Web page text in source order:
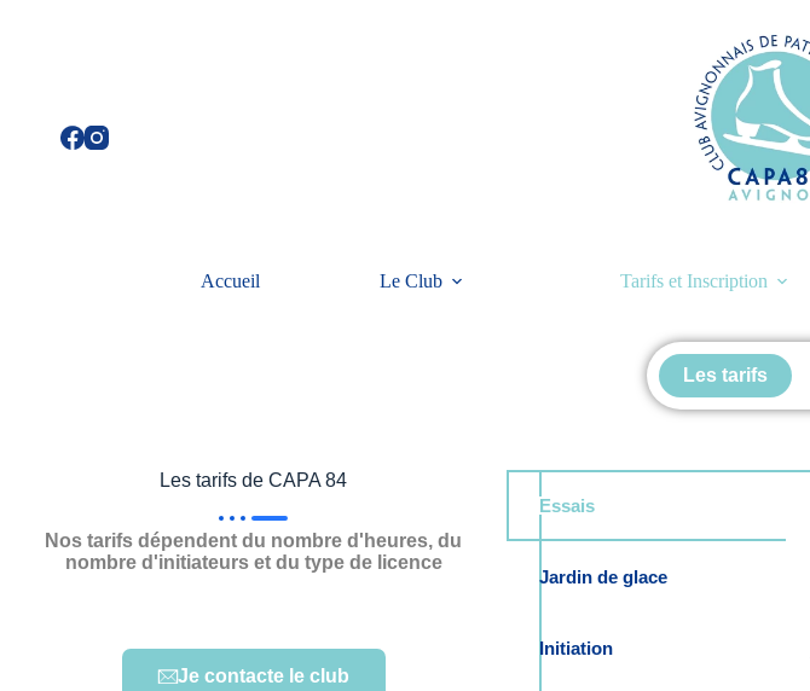
Accueil Le Club Tarifs et Inscription
Les tarifs
Les tarifs de CAPA 84
Nos tarifs dépendent du nombre d'heures, du
nombre d'initiateurs et du type de licence
Je contacte le club
Essais
Jardin de glace
Initiation